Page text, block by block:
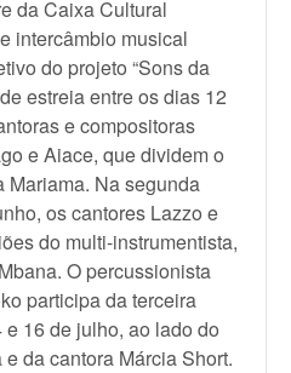
da Caixa Cultural
intercâmbio musical
do projeto “Sons da
estreia entre os dias 12
e compositoras
e Aiace, que dividem o
Mariama. Na segunda
os cantores Lazzo e
do multi-instrumentista,
O percussionista
participa da terceira
16 de julho, ao lado do
da cantora Márcia Short.